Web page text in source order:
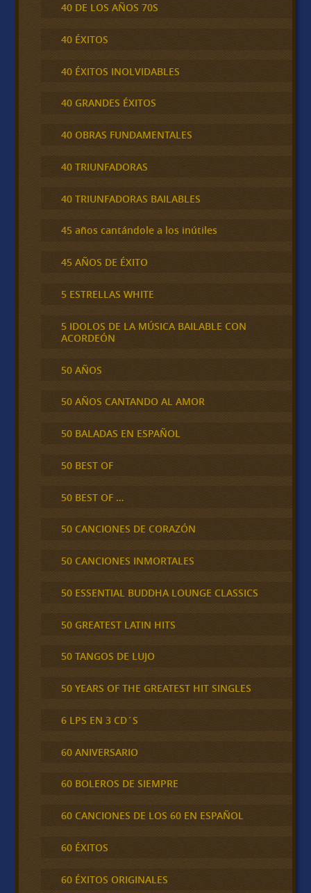
40 DE LOS AÑOS 70S
40 ÉXITOS
40 ÉXITOS INOLVIDABLES
40 GRANDES ÉXITOS
40 OBRAS FUNDAMENTALES
40 TRIUNFADORAS
40 TRIUNFADORAS BAILABLES
45 años cantándole a los inútiles
45 AÑOS DE ÉXITO
5 ESTRELLAS WHITE
5 IDOLOS DE LA MÚSICA BAILABLE CON
ACORDEÓN
50 AÑOS
50 AÑOS CANTANDO AL AMOR
50 BALADAS EN ESPAÑOL
50 BEST OF
50 BEST OF …
50 CANCIONES DE CORAZÓN
50 CANCIONES INMORTALES
50 ESSENTIAL BUDDHA LOUNGE CLASSICS
50 GREATEST LATIN HITS
50 TANGOS DE LUJO
50 YEARS OF THE GREATEST HIT SINGLES
6 LPS EN 3 CD´S
60 ANIVERSARIO
60 BOLEROS DE SIEMPRE
60 CANCIONES DE LOS 60 EN ESPAÑOL
60 ÉXITOS
60 ÉXITOS ORIGINALES